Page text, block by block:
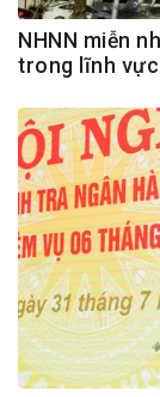
NHNN miễn
trong lĩnh vực